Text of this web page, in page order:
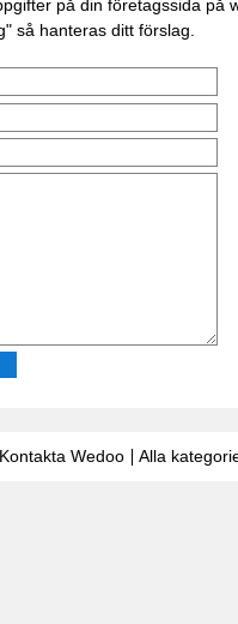
på din företagssida på
så hanteras ditt förslag.
Kontakta Wedoo Alla